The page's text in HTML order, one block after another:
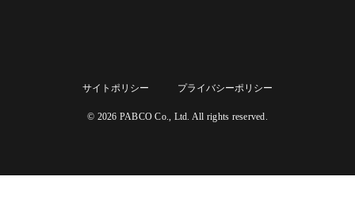
サイトポリシー プライバシーポリシー
© 2026 PABCO Co., Ltd. All rights reserved.